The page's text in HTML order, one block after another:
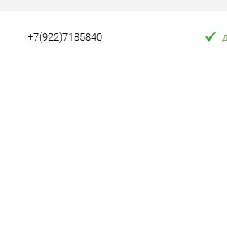
+7(922)7185840